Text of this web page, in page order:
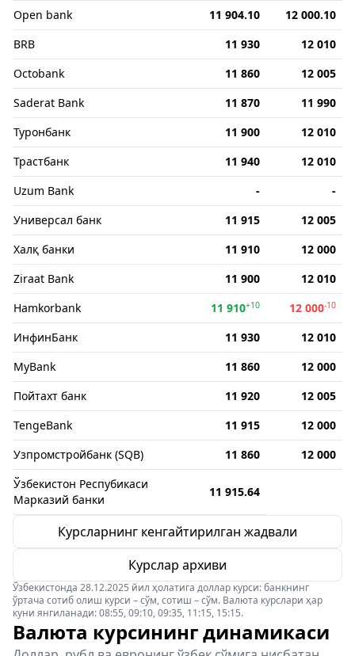
Open bank
11 904.10
12 000.10
BRB
11 930
12 010
Octobank
11 860
12 005
Saderat Bank
11 870
11 990
Туронбанк
11 900
12 010
Трастбанк
11 940
12 010
Uzum Bank
-
-
Универсал банк
11 915
12 005
Халқ банки
11 910
12 000
Ziraat Bank
11 900
12 010
Hamkorbank
11 910+10 12 000-10
ИнфинБанк 11 930
12 010
MyBank
11 860
12 000
Пойтахт банк
11 920
12 005
TengeBank
11 915
12 000
Узпромстройбанк (SQB)
11 860
12 000
Ўзбекистон Респубикаси
Марказий банки
11 915.64
Курсларнинг кенгайтирилган жадвали
Курслар архиви
Ўзбекистонда 28.12.2025 йил ҳолатига доллар курси: банкнинг
ўртача сотиб олиш курси – сўм, сотиш – сўм. Валюта курслари ҳар
куни янгиланади: 08:55, 09:10, 09:35, 11:15, 15:15.
Валюта курсининг динамикаси